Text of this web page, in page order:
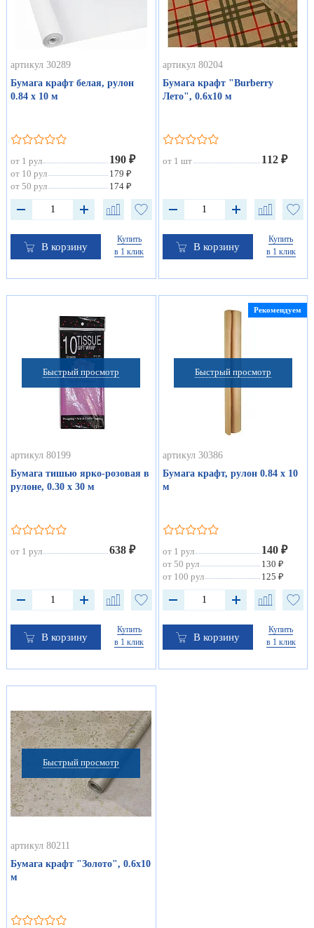
артикул 30289
Бумага крафт белая, рулон
0.84 х 10 м
от 1 рул 190 ₽
от 10 рул
179 ₽
от 50 рул
174 ₽
В корзину
Купить
в 1 клик
артикул 80204
Бумага крафт "Burberry
Лето", 0.6х10 м
от 1 шт 112 ₽
В корзину
Купить
в 1 клик
Быстрый просмотр
артикул 80199
Бумага тишью ярко-розовая в
рулоне, 0.30 х 30 м
от 1 рул 638 ₽
В корзину
Купить
в 1 клик
Быстрый просмотр
Рекомендуем
артикул 30386
Бумага крафт, рулон 0.84 х 10
м
от 1 рул 140 ₽
от 50 рул
130 ₽
от 100 рул
125 ₽
В корзину
Купить
в 1 клик
Быстрый просмотр
артикул 80211
Бумага крафт "Золото", 0.6х10
м